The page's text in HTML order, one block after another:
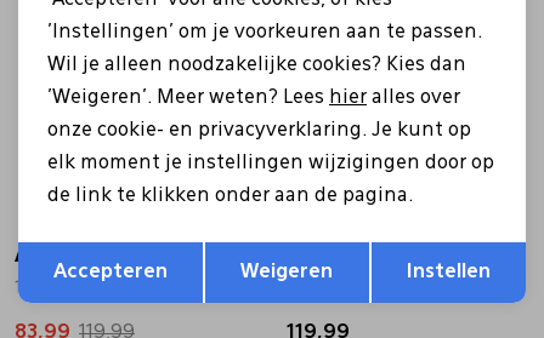
Ara
12-31272-95 grijs
83,99 119,99 119,99
Terug Opslaan
'Instellingen' om je voorkeuren aan te passen.
Wil je alleen noodzakelijke cookies? Kies dan
'Weigeren'. Meer weten? Lees hier alles over
onze cookie- en privacyverklaring. Je kunt op
elk moment je instellingen wijzigingen door op
de link te klikken onder aan de pagina.
Accepteren Weigeren Instellen